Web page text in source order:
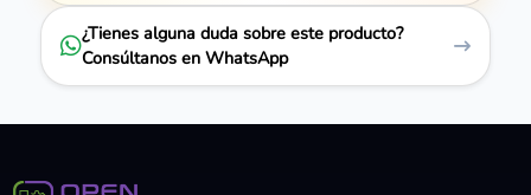
¿Tienes alguna duda sobre este producto?
Consúltanos en WhatsApp